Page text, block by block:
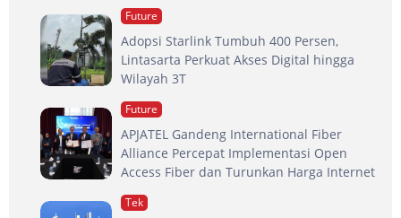
Future
Adopsi Starlink Tumbuh 400 Persen,
Lintasarta Perkuat Akses Digital hingga
Wilayah 3T
Future
APJATEL Gandeng International Fiber
Alliance Percepat Implementasi Open
Access Fiber dan Turunkan Harga Internet
Tek